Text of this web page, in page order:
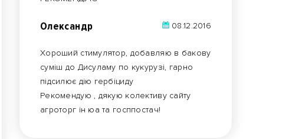
Олександр 08.12.2016
Хороший стимулятор, добавляю в бакову
суміш до Дисуламу по кукурузі, гарно
підсилює дію гербіциду
Рекомендую , дякую колективу сайту
агроторг ін юа та госппостач!